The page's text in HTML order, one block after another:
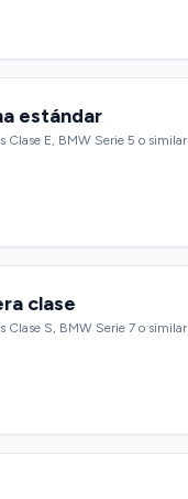
estándar
Clase E, BMW Serie 5 o similar
clase
Clase S, BMW Serie 7 o similar